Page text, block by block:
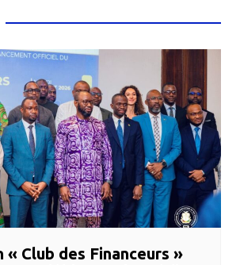
« Club des Financeurs »